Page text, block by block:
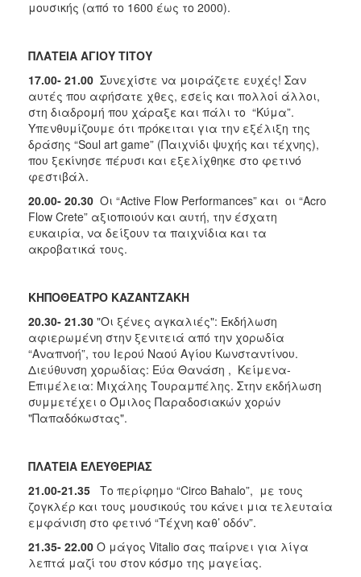
μουσικής (από το 1600 έως το 2000).
ΠΛΑΤΕΙΑ ΑΓΙΟΥ ΤΙΤΟΥ
17.00- 21.00 Συνεχίστε να μοιράζετε ευχές! Σαν
αυτές που αφήσατε χθες, εσείς και πολλοί άλλοι,
στη διαδρομή που χάραξε και πάλι το “Κύμα”.
Υπενθυμίζουμε ότι πρόκειται για την εξέλιξη της
δράσης “Soul art game” (Παιχνίδι ψυχής και τέχνης),
που ξεκίνησε πέρυσι και εξελίχθηκε στο φετινό
φεστιβάλ.
20.00- 20.30 Οι “Αctive Flow Performances” και οι “Acro
Flow Crete” αξιοποιούν και αυτή, την έσχατη
ευκαιρία, να δείξουν τα παιχνίδια και τα
ακροβατικά τους.
ΚΗΠΟΘΕΑΤΡΟ ΚΑΖΑΝΤΖΑΚΗ
20.30- 21.30 "Οι ξένες αγκαλιές": Εκδήλωση
αφιερωμένη στην ξενιτειά από την χορωδία
“Αναπνοή”, του Ιερού Ναού Αγίου Κωνσταντίνου.
Διεύθυνση χορωδίας: Εύα Θανάση , Κείμενα-
Επιμέλεια: Μιχάλης Τουραμπέλης. Στην εκδήλωση
συμμετέχει ο Όμιλος Παραδοσιακών χορών
"Παπαδόκωστας".
ΠΛΑΤΕΙΑ ΕΛΕΥΘΕΡΙΑΣ
21.00-21.35 Το περίφημο “Circo Bahalo”, με τους
ζογκλέρ και τους μουσικούς του κάνει μια τελευταία
εμφάνιση στο φετινό “Τέχνη καθ’ οδόν”.
21.35- 22.00 Ο μάγος Vitalio σας παίρνει για λίγα
λεπτά μαζί του στον κόσμο της μαγείας.